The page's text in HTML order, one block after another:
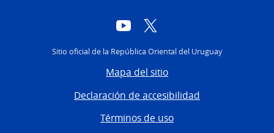
YouTube
Sitio oficial de la República Oriental del Uruguay
Mapa del sitio
Declaración de accesibilidad
Términos de uso